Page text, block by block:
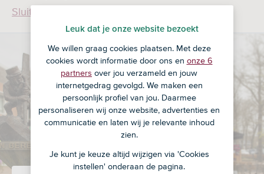
Sluiten
Leuk dat je onze website bezoekt
We willen graag cookies plaatsen. Met deze
cookies wordt informatie door ons en onze 6
partners over jou verzameld en jouw
internetgedrag gevolgd. We maken een
persoonlijk profiel van jou. Daarmee
personaliseren wij onze website, advertenties en
communicatie en laten wij je relevante inhoud
zien.
Je kunt je keuze altijd wijzigen via 'Cookies
instellen' onderaan de pagina.